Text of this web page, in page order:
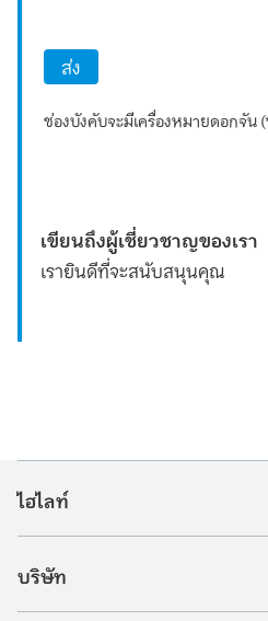
ส่ง
ช่องบังคับจะมีเครื่องหมายดอกจัน
เขียนถึงผู้เชี่ยวชาญของเรา
เรายินดีที่จะสนับสนุนคุณ
ไฮไลท์
บริษัท